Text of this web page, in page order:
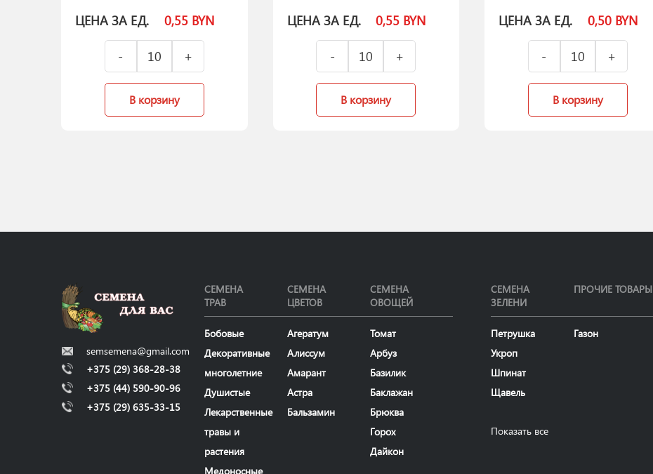
ЦЕНА ЗА ЕД.
0,55 BYN
В корзину
ЦЕНА ЗА ЕД.
0,55 BYN
В корзину
ЦЕНА ЗА ЕД.
0,50 BYN
В корзину
semsemena@gmail.com
+375 (29) 368-28-38
+375 (44) 590-90-96
+375 (29) 635-33-15
СЕМЕНА
ТРАВ
СЕМЕНА
ЦВЕТОВ
СЕМЕНА
ОВОЩЕЙ
Бобовые
Декоративные
многолетние
Душистые
Лекарственные
травы и
растения
Медоносные
Агератум
Алиссум
Амарант
Астра
Бальзамин
Томат
Арбуз
Базилик
Баклажан
Брюква
Горох
Дайкон
СЕМЕНА
ЗЕЛЕНИ
ПРОЧИЕ ТОВАРЫ
Петрушка
Укроп
Шпинат
Щавель
Показать все
Газон